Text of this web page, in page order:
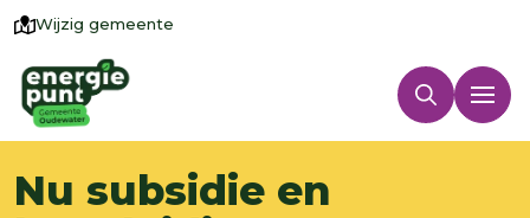
Wijzig gemeente
Nu subsidie en